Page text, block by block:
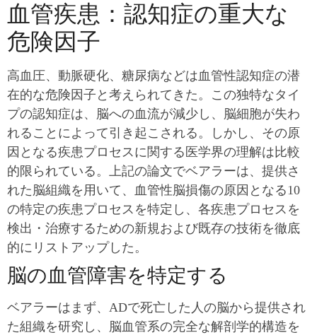
血管疾患：認知症の重大な
危険因子
高血圧、動脈硬化、糖尿病などは血管性認知症の潜
在的な危険因子と考えられてきた。この独特なタイ
プの認知症は、脳への血流が減少し、脳細胞が失わ
れることによって引き起こされる。しかし、その原
因となる疾患プロセスに関する医学界の理解は比較
的限られている。上記の論文でベアラーは、提供さ
れた脳組織を用いて、血管性脳損傷の原因となる10
の特定の疾患プロセスを特定し、各疾患プロセスを
検出・治療するための新規および既存の技術を徹底
的にリストアップした。
脳の血管障害を特定する
ベアラーはまず、ADで死亡した人の脳から提供され
た組織を研究し、脳血管系の完全な解剖学的構造を